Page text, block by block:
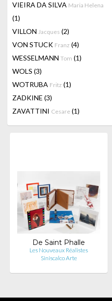
VIEIRA DA SILVA Maria Helena
(1)
VILLON Jacques (2)
VON STUCK Franz (4)
WESSELMANN Tom (1)
WOLS (3)
WOTRUBA Fritz (1)
ZADKINE (3)
ZAVATTINI Cesare (1)
De Saint Phalle
Les Nouveaux Réalistes
Siniscalco Arte